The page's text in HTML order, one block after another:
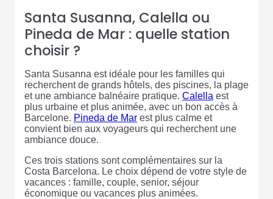
Santa Susanna, Calella ou
Pineda de Mar : quelle station
choisir ?
Santa Susanna est idéale pour les familles qui
recherchent de grands hôtels, des piscines, la plage
et une ambiance balnéaire pratique. Calella est
plus urbaine et plus animée, avec un bon accès à
Barcelone. Pineda de Mar est plus calme et
convient bien aux voyageurs qui recherchent une
ambiance douce.
Ces trois stations sont complémentaires sur la
Costa Barcelona. Le choix dépend de votre style de
vacances : famille, couple, senior, séjour
économique ou vacances plus animées.